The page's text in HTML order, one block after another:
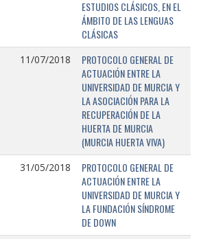
ESTUDIOS CLÁSICOS, EN EL
ÁMBITO DE LAS LENGUAS
CLÁSICAS
11/07/2018
PROTOCOLO GENERAL DE
ACTUACIÓN ENTRE LA
UNIVERSIDAD DE MURCIA Y
LA ASOCIACIÓN PARA LA
RECUPERACIÓN DE LA
HUERTA DE MURCIA
(MURCIA HUERTA VIVA)
31/05/2018
PROTOCOLO GENERAL DE
ACTUACIÓN ENTRE LA
UNIVERSIDAD DE MURCIA Y
LA FUNDACIÓN SÍNDROME
DE DOWN